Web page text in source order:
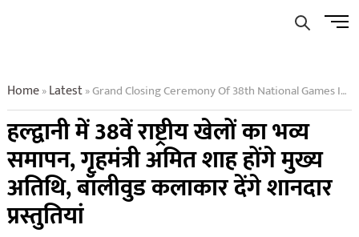
Menu
Home»Latest»Grand Closing Ceremony Of 38th National Games In Haldwani Home Minister Amit Shah Will Be The Chief Guest
हल्द्वानी में 38वें राष्ट्रीय खेलों का भव्य
समापन, गृहमंत्री अमित शाह होंगे मुख्य
अतिथि, बॉलीवुड कलाकार देंगे शानदार
प्रस्तुतियां